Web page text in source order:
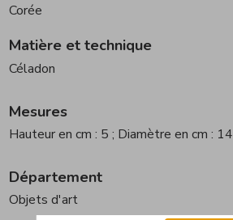
Corée
Matière et technique
Céladon
Mesures
Hauteur en cm : 5; Diamètre en cm : 14
Département
Objets d'art